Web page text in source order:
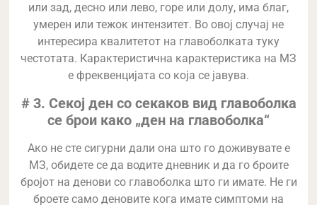
или зад, десно или лево, горе или долу, има благ,
умерен или тежок интензитет. Во овој случај не
интересира квалитетот на главоболката туку
честотата. Карактеристична карактеристика на МЗ
е фреквенцијата со која се јавува.
# 3. Секој ден со секаков вид главоболка
се брои како „ден на главоболка“
Ако не сте сигурни дали она што го доживувате е
МЗ, обидете се да водите дневник и да го броите
бројот на денови со главоболка што ги имате. Не ги
броете само деновите кога имате симптоми на